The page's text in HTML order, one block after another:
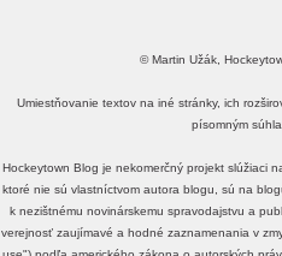
© Martin Užák,
Umiestňovanie textov na iné stránky, ich
písomným
Hockeytown Blog je nekomerčný projekt slúžiaci
ktoré nie sú vlastníctvom autora blogu, sú na
k nezištnému novinárskemu spravodajstvu a
verejnosť zaujímavé a hodné zaznamenania v